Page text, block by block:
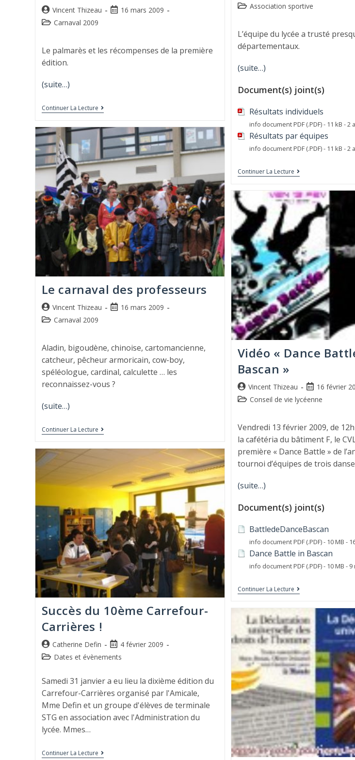
Association sportive
L’équipe du lycée a trusté
départementaux.
(suite…)
Document(s) joint(s)
Résultats individuels
info document PDF (.PDF) - 11 kB - 2
Résultats par équipes
info document PDF (.PDF) - 11 kB - 2
Continuer La Lecture
Vincent Thizeau
16 mars 2009
Carnaval 2009
Le palmarès et les récompenses de la première
édition.
(suite…)
Continuer La Lecture
Le carnaval des professeurs
Vincent Thizeau
16 mars 2009
Carnaval 2009
Aladin, bigoudène, chinoise, cartomancienne,
catcheur, pêcheur armoricain, cow-boy,
spéléologue, cardinal, calculette … les
reconnaissez-vous ?
(suite…)
Continuer La Lecture
Vidéo « Dance
Bascan »
Vincent Thizeau
16 février
Conseil de vie lycéenne
Vendredi 13 février 2009, de
la cafétéria du bâtiment F, le
première « Dance Battle » de
tournoi d’équipes de trois
(suite…)
Document(s) joint(s)
BattledeDanceBascan
info document PDF (.PDF) - 10 MB -
Dance Battle in Bascan
info document PDF (.PDF) - 10 MB - 9
Continuer La Lecture
Succès du 10ème Carrefour-
Carrières !
Catherine Defin
4 février 2009
Dates et évènements
Samedi 31 janvier a eu lieu la dixième édition du
Carrefour-Carrières organisé par l'Amicale,
Mme Defin et un groupe d'élèves de terminale
STG en association avec l'Administration du
lycée. Mmes…
Continuer La Lecture